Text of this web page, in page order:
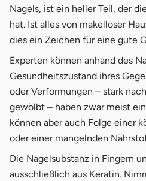
Nagels, ist ein heller Teil, der
hat. Ist alles von makelloser
dies ein Zeichen für eine gute
Experten können anhand des
Gesundheitszustand ihres
oder Verformungen – stark
gewölbt – haben zwar meist
können aber auch Folge einer
oder einer mangelnden
Die Nagelsubstanz in Fingern
ausschließlich aus Keratin.